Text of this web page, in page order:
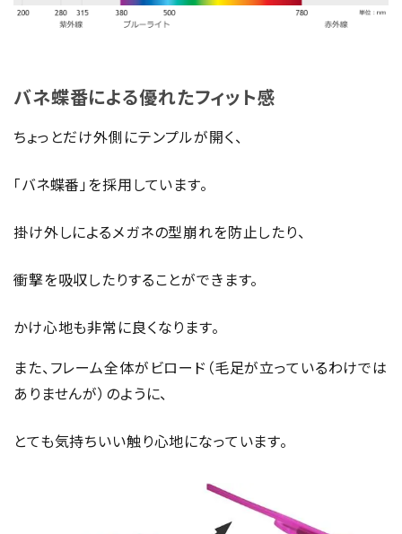
バネ蝶番による優れたフィット感
ちょっとだけ外側にテンプルが開く、
「バネ蝶番」を採用しています。
掛け外しによるメガネの型崩れを防止したり、
衝撃を吸収したりすることができます。
かけ心地も非常に良くなります。
また、フレーム全体がビロード（毛足が立っているわけでは
ありませんが）のように、
とても気持ちいい触り心地になっています。